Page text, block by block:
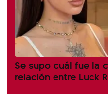
Se supo cuál fue la
relación entre Luck